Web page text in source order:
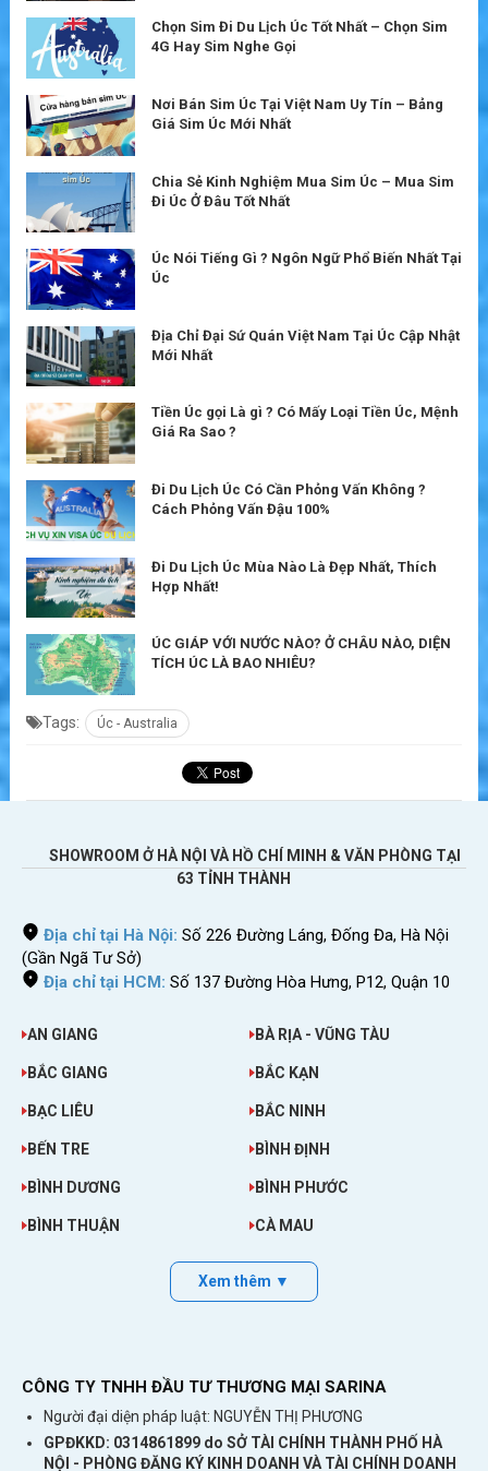
Chọn Sim Đi Du Lịch Úc Tốt Nhất – Chọn Sim
4G Hay Sim Nghe Gọi
Nơi Bán Sim Úc Tại Việt Nam Uy Tín – Bảng
Giá Sim Úc Mới Nhất
Chia Sẻ Kinh Nghiệm Mua Sim Úc – Mua Sim
Đi Úc Ở Đâu Tốt Nhất
Úc Nói Tiếng Gì ? Ngôn Ngữ Phổ Biến Nhất Tại
Úc
Địa Chỉ Đại Sứ Quán Việt Nam Tại Úc Cập Nhật
Mới Nhất
Tiền Úc gọi Là gì ? Có Mấy Loại Tiền Úc, Mệnh
Giá Ra Sao ?
Đi Du Lịch Úc Có Cần Phỏng Vấn Không ?
Cách Phỏng Vấn Đậu 100%
Đi Du Lịch Úc Mùa Nào Là Đẹp Nhất, Thích
Hợp Nhất!
ÚC GIÁP VỚI NƯỚC NÀO? Ở CHÂU NÀO, DIỆN
TÍCH ÚC LÀ BAO NHIÊU?
Tags: Úc - Australia
SHOWROOM Ở HÀ NỘI VÀ HỒ CHÍ MINH & VĂN PHÒNG TẠI
63 TỈNH THÀNH
Địa chỉ tại Hà Nội: Số 226 Đường Láng, Đống Đa, Hà Nội
(Gần Ngã Tư Sở)
Địa chỉ tại HCM: Số 137 Đường Hòa Hưng, P12, Quận 10
AN GIANG BÀ RỊA - VŨNG TÀU
BẮC GIANG BẮC KẠN
BẠC LIÊU BẮC NINH
BẾN TRE BÌNH ĐỊNH
BÌNH DƯƠNG BÌNH PHƯỚC
BÌNH THUẬN CÀ MAU
Xem thêm ▼
CÔNG TY TNHH ĐẦU TƯ THƯƠNG MẠI SARINA
Người đại diện pháp luật: NGUYỄN THỊ PHƯƠNG
GPĐKKD: 0314861899 do SỞ TÀI CHÍNH THÀNH PHỐ HÀ
NỘI - PHÒNG ĐĂNG KÝ KINH DOANH VÀ TÀI CHÍNH DOANH